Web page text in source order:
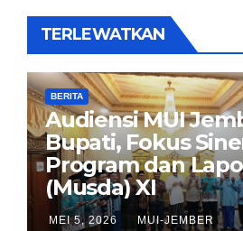
TERLEWATKAN
BERITA
Audiensi MUI
Bupati, Fokus
Program dan
(Musda) XI
MEI 5, 2026 MUI-JEMBER